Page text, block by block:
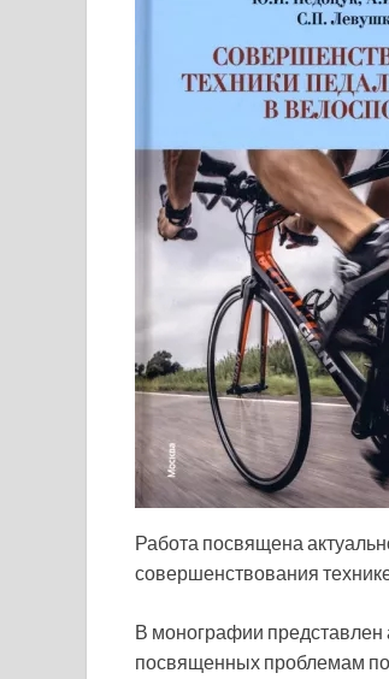
Работа посвящена
совершенствования
В монографии представлен
посвященных проблемам